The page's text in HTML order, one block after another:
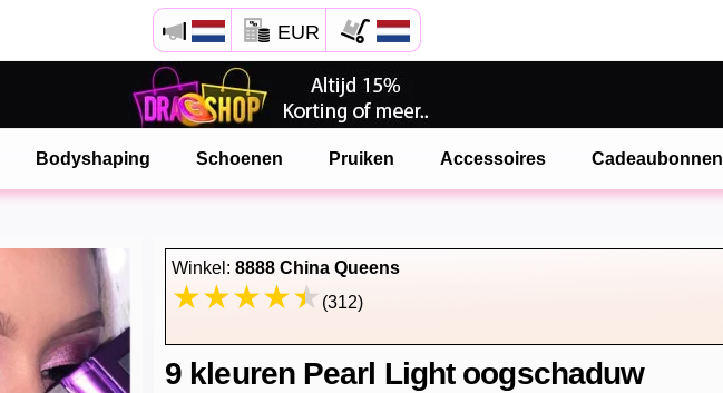
EUR
Bodyshaping Schoenen Pruiken Accessoires Cadeaubonnen
Winkel: 8888 China Queens
(312)
9 kleuren Pearl Light oogschaduw
Open Safari menu.
of klik de safari knop zoals hiernaast getoont
en klik TOEVOEGEN AAN BUREAUBLAD